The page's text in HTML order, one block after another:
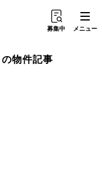
募集中 メニュー
の物件記事